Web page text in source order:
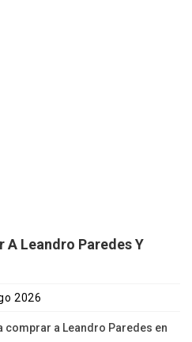
A Leandro Paredes Y
2026
comprar a Leandro Paredes en